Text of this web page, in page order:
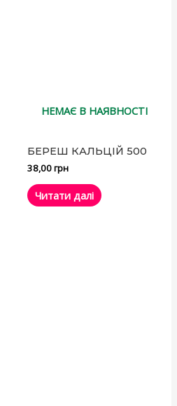
НЕМАЄ В НАЯВНОСТІ
БЕРЕШ КАЛЬЦІЙ 500
38,00грн
Читати далі